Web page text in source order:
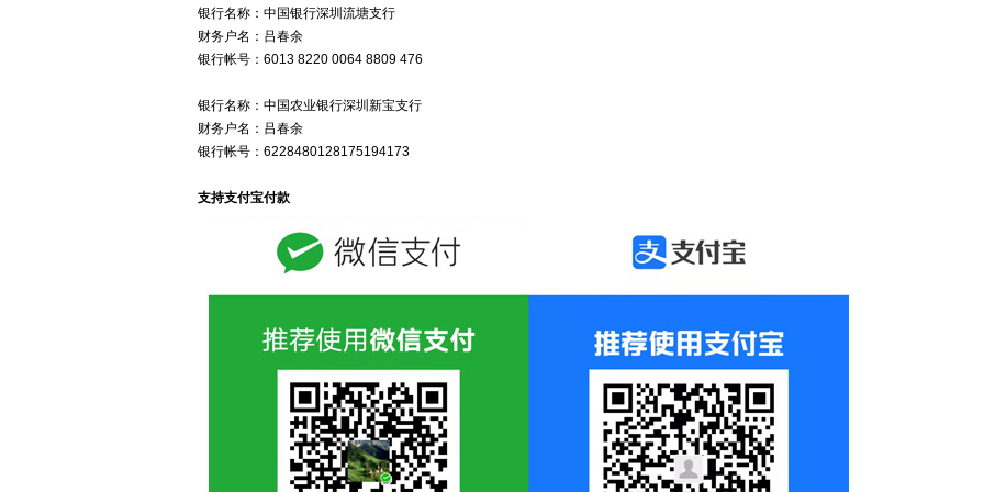
银行名称：中国银行深圳流塘支行
财务户名：吕春余
银行帐号：6013 8220 0064 8809 476
银行名称：中国农业银行深圳新宝支行
财务户名：吕春余
银行帐号：6228480128175194173
支持支付宝付款